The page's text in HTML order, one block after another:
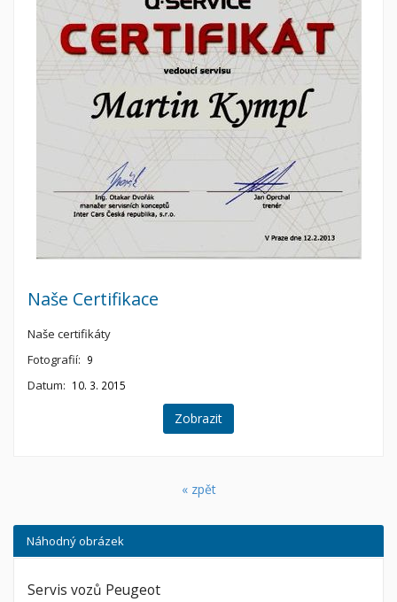
Naše Certifikace
Naše certifikáty
Fotografií: 9
Datum: 10. 3. 2015
Zobrazit
« zpět
Náhodný obrázek
Servis vozů Peugeot